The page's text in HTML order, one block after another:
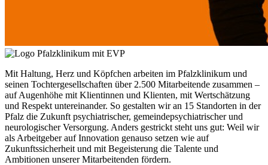
Mit Haltung, Herz und Köpfchen arbeiten im Pfalzklinikum und
seinen Tochtergesellschaften über 2.500 Mitarbeitende zusammen –
auf Augenhöhe mit Klientinnen und Klienten, mit Wertschätzung
und Respekt untereinander. So gestalten wir an 15 Standorten in der
Pfalz die Zukunft psychiatrischer, gemeindepsychiatrischer und
neurologischer Versorgung. Anders gestrickt steht uns gut: Weil wir
als Arbeitgeber auf Innovation genauso setzen wie auf
Zukunftssicherheit und mit Begeisterung die Talente und
Ambitionen unserer Mitarbeitenden fördern.